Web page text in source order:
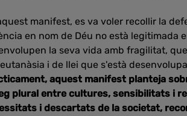
manifest, es va voler recollir la
en nom de Déu no està legitimada
la seva vida amb fragilitat,
i de llei que s'està
aquest manifest planteja
plural entre cultures, sensibilitats i
i descartats de la societat,